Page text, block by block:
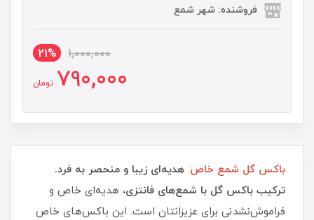
فروشنده: شهر شمع
1,000,000
21%
790,000 تومان
باکس گل شمع خاص: هدیه‌ای زیبا و منحصر به فرد.
ترکیب باکس گل با شمع‌های فانتزی، هدیه‌ای خاص و
فراموش‌نشدنی برای عزیزانتان است. این باکس‌های خاص